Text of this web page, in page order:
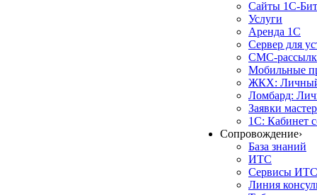
Сайты 1С-
Услуги
Аренда 1С
Сервер для
СМС-
Мобильные
ЖКХ: Личный
Ломбард:
Заявки
1С: Кабинет
Сопровождение›
База знаний
ИТС
Сервисы ИТС
Линия